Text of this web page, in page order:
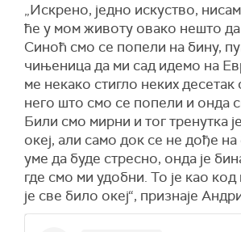
„Искрено, једно искуство,
ће у мом животу овако нешто да
Синоћ смо се попели на бину,
чињеница да ми сад идемо на
ме некако стигло неких десетак
него што смо се попели и онда
Били смо мирни и тог тренутка
океј, али само док се не дође
уме да буде стресно, онда је
где смо ми удобни. То је као
је све било океј“, признаје